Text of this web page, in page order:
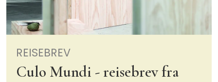
REISEBREV
Culo Mundi - reisebrev fra